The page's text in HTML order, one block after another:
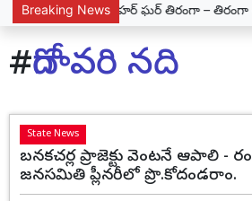
Breaking News
అరెస్ట్ హర్ ఘర్ తిరంగా – తిరంగా
#గోదావరి నది
State News
బనకచర్ల ప్రాజెక్టు వెంటనే ఆపాలి -
జనసమితి ప్లీనరీలో ప్రొ.కోదండరాం.